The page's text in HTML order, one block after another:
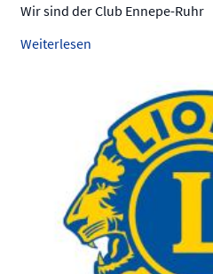
Wir sind der Club Ennepe-Ruhr
Weiterlesen